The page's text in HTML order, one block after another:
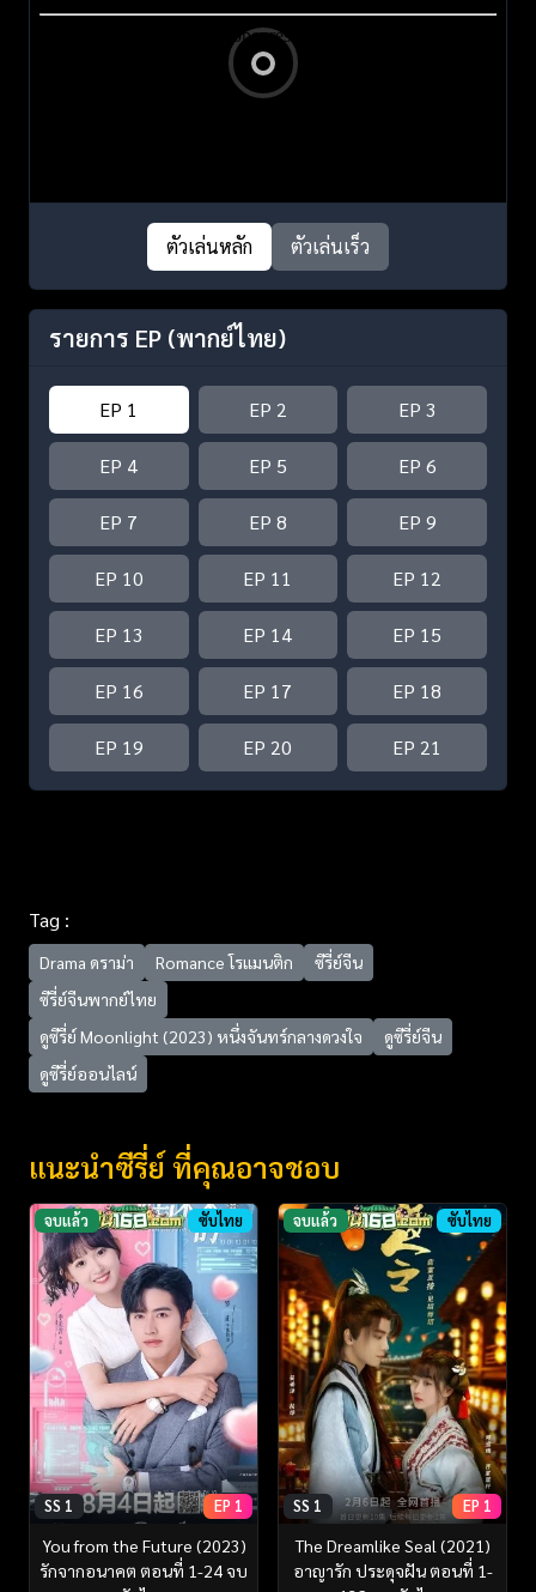
ตัวเล่นหลัก ตัวเล่นเร็ว
รายการ EP (พากย์ไทย)
EP 1 EP 2 EP 3
EP 4 EP 5 EP 6
EP 7 EP 8 EP 9
EP 10 EP 11 EP 12
EP 13 EP 14 EP 15
EP 16 EP 17 EP 18
EP 19 EP 20 EP 21
Tag :
Drama ดราม่า Romance โรแมนติก
ซีรี่ย์จีน
ซีรี่ย์จีนพากย์ไทย
ดูซีรี่ย์ Moonlight (2023) หนึ่งจันทร์กลางดวงใจ
ดูซีรี่ย์จีน
ดูซีรี่ย์ออนไลน์
แนะนำซีรี่ย์ ที่คุณอาจชอบ
จบแล้ว ซับไทย
SS 1 EP 1
You from the Future (2023)
รักจากอนาคต ตอนที่ 1-24 จบ
จบแล้ว ซับไทย
SS 1 EP 1
The Dreamlike Seal (2021)
อาญารัก ประดุจฝัน ตอนที่ 1-